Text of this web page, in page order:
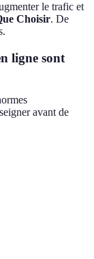
le trafic et
Choisir. De
ligne sont
avant de